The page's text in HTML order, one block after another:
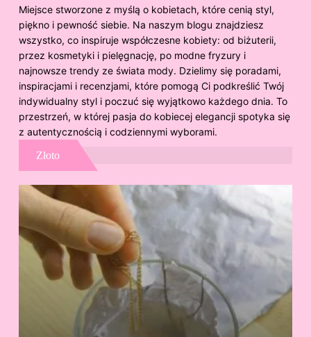
Miejsce stworzone z myślą o kobietach, które cenią styl,
piękno i pewność siebie. Na naszym blogu znajdziesz
wszystko, co inspiruje współczesne kobiety: od biżuterii,
przez kosmetyki i pielęgnację, po modne fryzury i
najnowsze trendy ze świata mody. Dzielimy się poradami,
inspiracjami i recenzjami, które pomogą Ci podkreślić Twój
indywidualny styl i poczuć się wyjątkowo każdego dnia. To
przestrzeń, w której pasja do kobiecej elegancji spotyka się
z autentycznością i codziennymi wyborami.
Złoto